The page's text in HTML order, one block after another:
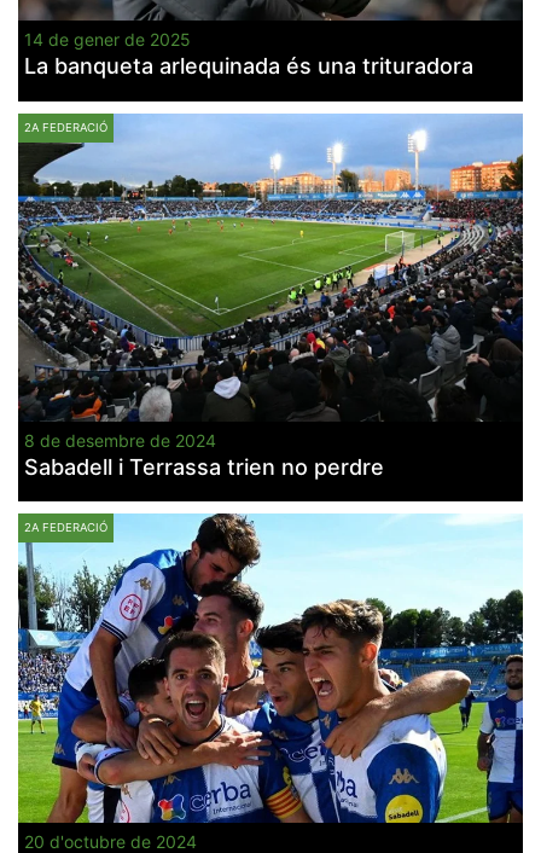
14 de gener de 2025
La banqueta arlequinada és una trituradora
2A FEDERACIÓ
8 de desembre de 2024
Sabadell i Terrassa trien no perdre
2A FEDERACIÓ
20 d'octubre de 2024